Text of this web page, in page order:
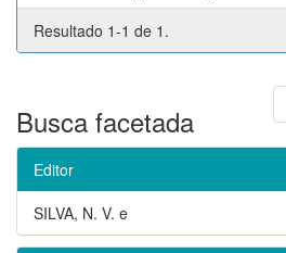
Resultado 1-1 de 1.
Busca facetada
Editor
SILVA, N. V. e